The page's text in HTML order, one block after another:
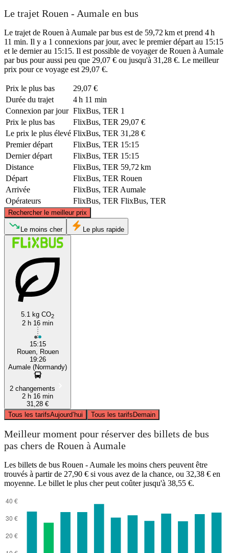
Le trajet Rouen - Aumale en bus
Le trajet de Rouen à Aumale par bus est de 59,72 km et prend 4 h
11 min. Il y a 1 connexions par jour, avec le premier départ au 15:15
et le dernier au 15:15. Il est possible de voyager de Rouen à Aumale
par bus pour aussi peu que 29,07 € ou jusqu'à 31,28 €. Le meilleur
prix pour ce voyage est 29,07 €.
Prix ​​le plus bas
29,07 €
Durée du trajet
4 h 11 min
Connexion par jour FlixBus, TER 1
Prix ​​le plus bas
FlixBus, TER 29,07 €
Le prix le plus élevé FlixBus, TER 31,28 €
Premier départ
FlixBus, TER 15:15
Dernier départ
FlixBus, TER 15:15
Distance
FlixBus, TER 59,72 km
Départ
FlixBus, TER Rouen
Arrivée
FlixBus, TER Aumale
Opérateurs
FlixBus, TER FlixBus, TER
Rechercher le meilleur prix
©CARTO, © OpenStreetMap
Le moins cher Le plus rapide
5.1 kg CO2
2 h 16 min
15:15
Rouen, Rouen
19:26
Aumale (Normandy)
2 changements
2 h 16 min
31,28 €
Tous les tarifsAujourd’hui Tous les tarifsDemain
Meilleur moment pour réserver des billets de bus
pas chers de Rouen à Aumale
Les billets de bus Rouen - Aumale les moins chers peuvent être
trouvés à partir de 27,90 € si vous avez de la chance, ou 32,38 € en
moyenne. Le billet le plus cher peut coûter jusqu'à 38,55 €.